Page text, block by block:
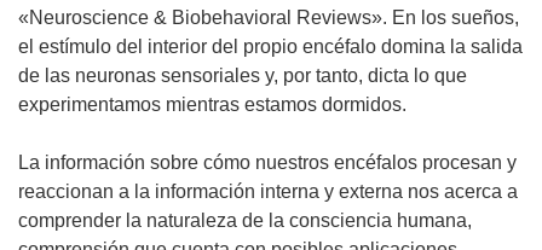
e
a
b
r
r
á
e
«Neuroscience & Biobehavioral Reviews». En los sueños,
el estímulo del interior del propio encéfalo domina la salida
de las neuronas sensoriales y, por tanto, dicta lo que
experimentamos mientras estamos dormidos.
La información sobre cómo nuestros encéfalos procesan y
reaccionan a la información interna y externa nos acerca a
comprender la naturaleza de la consciencia humana,